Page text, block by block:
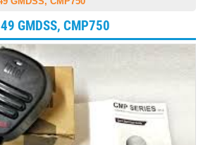
GMDSS, CMP750